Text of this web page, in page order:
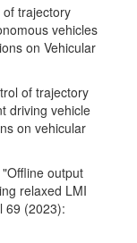
trajectory
vehicles
on Vehicular
of trajectory
driving vehicle
on vehicular
output
relaxed LMI
69 (2023):